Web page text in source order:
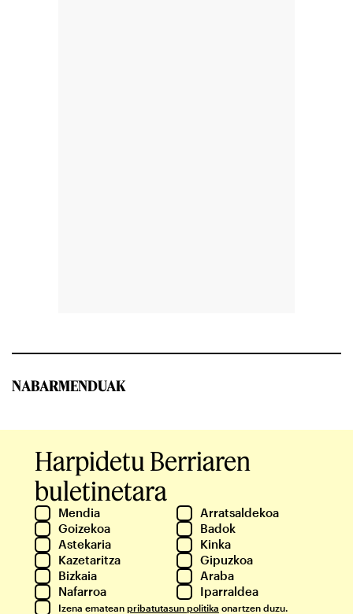
NABARMENDUAK
Harpidetu Berriaren
buletinetara
Mendia
Arratsaldekoa
Goizekoa
Badok
Astekaria
Kinka
Kazetaritza
Gipuzkoa
Bizkaia
Araba
Nafarroa
Iparraldea
Izena ematean pribatutasun politika onartzen duzu.